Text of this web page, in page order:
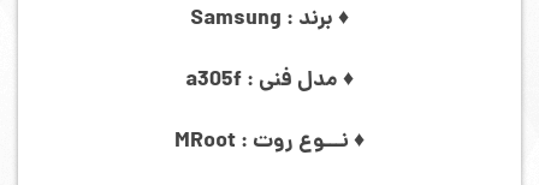
♦ برند : Samsung
♦ مدل فنی : a305f
♦ نـــوع روت : MRoot